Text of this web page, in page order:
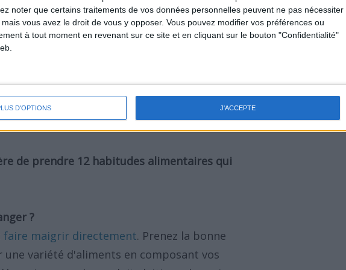
noter que certains traitements de vos données personnelles peuvent ne pas nécessiter
vous avez le droit de vous y opposer. Vous pouvez modifier vos préférences ou
à tout moment en revenant sur ce site et en cliquant sur le bouton "Confidentialité"
D'OPTIONS J'ACCEPTE
vous en faisant la cuisine ? Essayez-
plats de vos enfants ? Analysez vos
facile d'identifier quelques
Tous ces changements peuvent
beaucoup deconsommation inutile de
de prendre 12 habitudes alimentaires qui
?
faire maigrir directement. Prenez la bonne
variété d'aliments en composant vos